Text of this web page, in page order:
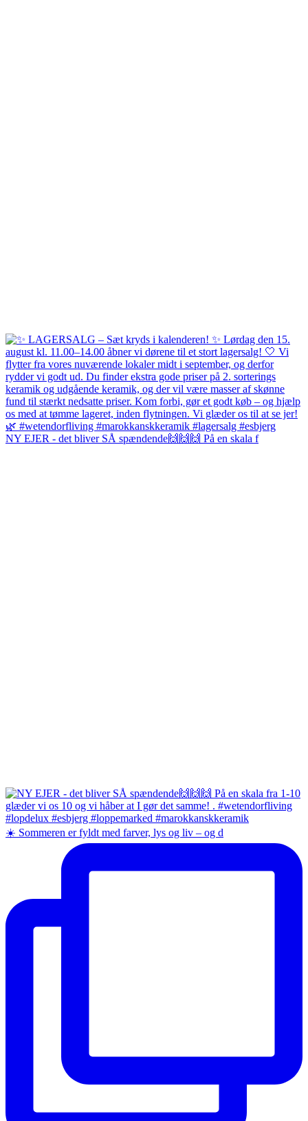
NY EJER - det bliver SÅ spændende🙌🙌🙌 På en skala f
☀️ Sommeren er fyldt med farver, lys og liv – og d